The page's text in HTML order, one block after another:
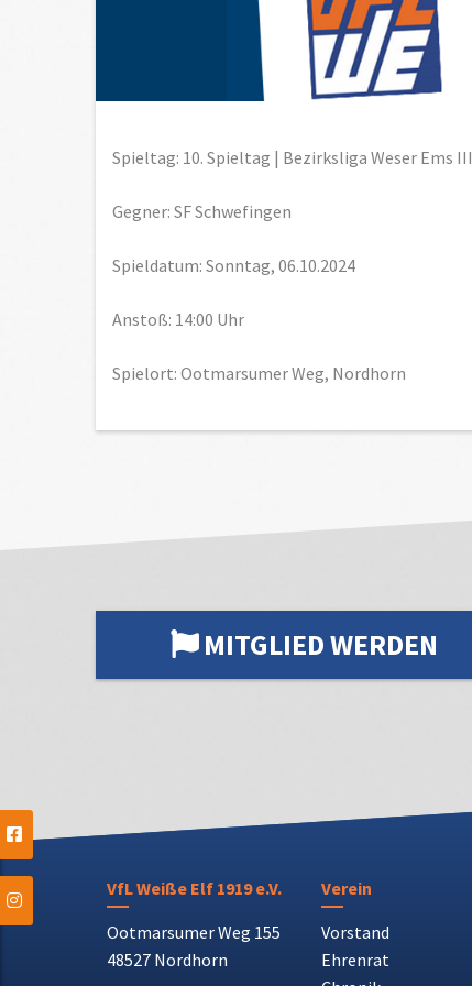
Spieltag: 10. Spieltag | Bezirksliga Weser Ems III
Gegner: SF Schwefingen
Spieldatum: Sonntag, 06.10.2024
Anstoß: 14:00 Uhr
Spielort: Ootmarsumer Weg, Nordhorn
MITGLIED WERDEN
VfL Weiße Elf 1919 e.V.
Ootmarsumer Weg 155
48527 Nordhorn
Verein
Vorstand
Ehrenrat